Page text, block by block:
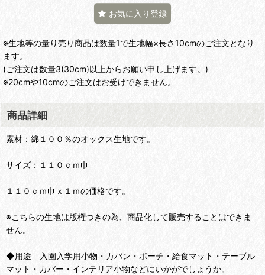
お気に入り登録
※生地等の量り売り商品は数量1で生地幅×長さ10cmのご注文となり
ます。
(ご注文は数量3(30cm)以上からお願い申し上げます。)
※20cmや10cmのご注文はお受けできません。
商品詳細
素材：綿１００％のオックス生地です。
サイズ：１１０ｃｍ巾
１１０ｃｍ巾ｘ１ｍの価格です。
※こちらの生地は版権つきの為、商品化して販売することはできま
せん。
◆用途 入園入学用小物・カバン・ポーチ・給食マット・テーブル
マット・カバー・インテリア小物などにいかがでしょうか。